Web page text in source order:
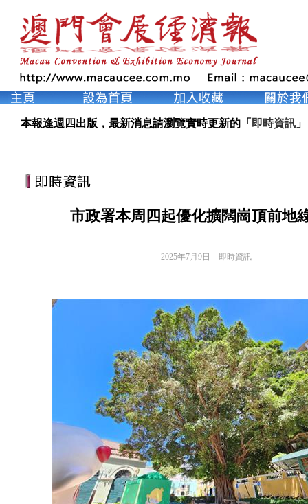
本報逢週四出版，最新消息請瀏覽實時更新的「 即時資訊 」
市政署本周四起優化擴闊崗頂前地
2025年7月9日 即時資訊